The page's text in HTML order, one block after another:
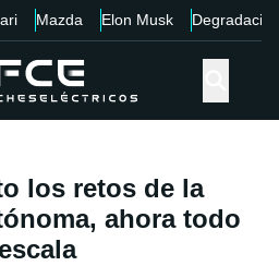
Mazda Elon Musk Degradación
los retos de la
ahora todo